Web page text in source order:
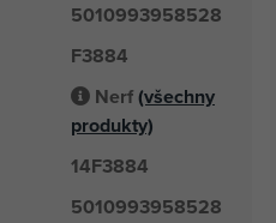
5010993958528
F3884
Nerf(všechny
produkty)
14F3884
5010993958528